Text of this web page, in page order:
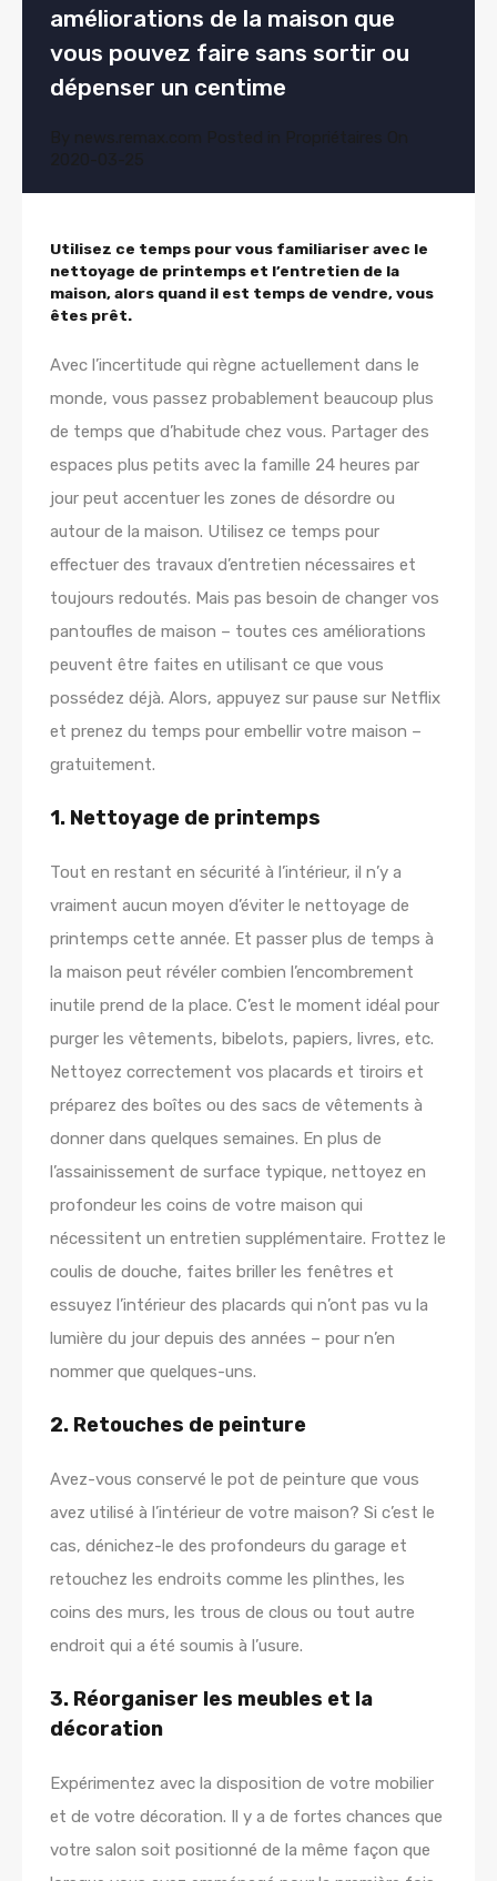
améliorations de la maison que
vous pouvez faire sans sortir ou
dépenser un centime
Utilisez ce temps pour vous familiariser avec le
nettoyage de printemps et l’entretien de la
maison, alors quand il est temps de vendre, vous
êtes prêt.
Avec l’incertitude qui règne actuellement dans le
monde, vous passez probablement beaucoup plus
de temps que d’habitude chez vous. Partager des
espaces plus petits avec la famille 24 heures par
jour peut accentuer les zones de désordre ou
autour de la maison. Utilisez ce temps pour
effectuer des travaux d’entretien nécessaires et
toujours redoutés. Mais pas besoin de changer vos
pantoufles de maison – toutes ces améliorations
peuvent être faites en utilisant ce que vous
possédez déjà. Alors, appuyez sur pause sur Netflix
et prenez du temps pour embellir votre maison –
gratuitement.
1. Nettoyage de printemps
Tout en restant en sécurité à l’intérieur, il n’y a
vraiment aucun moyen d’éviter le nettoyage de
printemps cette année. Et passer plus de temps à
la maison peut révéler combien l’encombrement
inutile prend de la place. C’est le moment idéal pour
purger les vêtements, bibelots, papiers, livres, etc.
Nettoyez correctement vos placards et tiroirs et
préparez des boîtes ou des sacs de vêtements à
donner dans quelques semaines. En plus de
l’assainissement de surface typique, nettoyez en
profondeur les coins de votre maison qui
nécessitent un entretien supplémentaire. Frottez le
coulis de douche, faites briller les fenêtres et
essuyez l’intérieur des placards qui n’ont pas vu la
lumière du jour depuis des années – pour n’en
nommer que quelques-uns.
2. Retouches de peinture
Avez-vous conservé le pot de peinture que vous
avez utilisé à l’intérieur de votre maison? Si c’est le
cas, dénichez-le des profondeurs du garage et
retouchez les endroits comme les plinthes, les
coins des murs, les trous de clous ou tout autre
endroit qui a été soumis à l’usure.
3. Réorganiser les meubles et la
décoration
Expérimentez avec la disposition de votre mobilier
et de votre décoration. Il y a de fortes chances que
votre salon soit positionné de la même façon que